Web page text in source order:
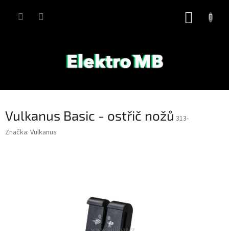
Vulkanus Basic - ostřič nožů 313-
Značka: Vulkanus